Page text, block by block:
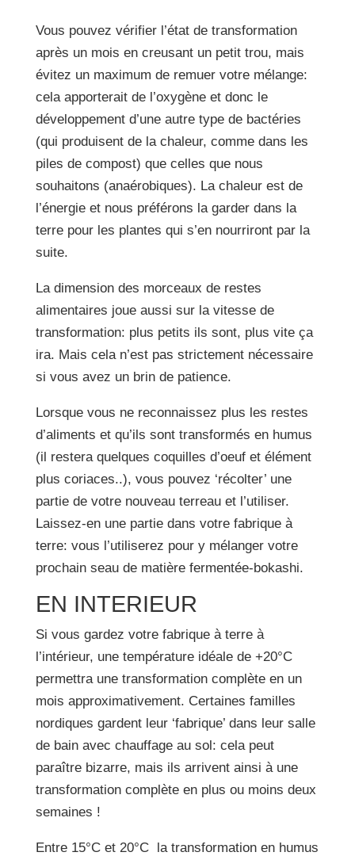
Vous pouvez vérifier l’état de transformation
après un mois en creusant un petit trou, mais
évitez un maximum de remuer votre mélange:
cela apporterait de l’oxygène et donc le
développement d’une autre type de bactéries
(qui produisent de la chaleur, comme dans les
piles de compost) que celles que nous
souhaitons (anaérobiques). La chaleur est de
l’énergie et nous préférons la garder dans la
terre pour les plantes qui s’en nourriront par la
suite.
La dimension des morceaux de restes
alimentaires joue aussi sur la vitesse de
transformation: plus petits ils sont, plus vite ça
ira. Mais cela n’est pas strictement nécessaire
si vous avez un brin de patience.
Lorsque vous ne reconnaissez plus les restes
d’aliments et qu’ils sont transformés en humus
(il restera quelques coquilles d’oeuf et élément
plus coriaces..), vous pouvez ‘récolter’ une
partie de votre nouveau terreau et l’utiliser.
Laissez-en une partie dans votre fabrique à
terre: vous l’utiliserez pour y mélanger votre
prochain seau de matière fermentée-bokashi.
EN INTERIEUR
Si vous gardez votre fabrique à terre à
l’intérieur, une température idéale de +20°C
permettra une transformation complète en un
mois approximativement. Certaines familles
nordiques gardent leur ‘fabrique’ dans leur salle
de bain avec chauffage au sol: cela peut
paraître bizarre, mais ils arrivent ainsi à une
transformation complète en plus ou moins deux
semaines !
Entre 15°C et 20°C la transformation en humus